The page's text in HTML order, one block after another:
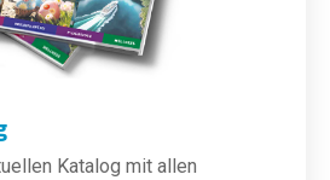
Katalog mit allen